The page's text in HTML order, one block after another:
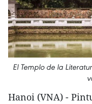
El Templo de la
Hanoi (VNA) -